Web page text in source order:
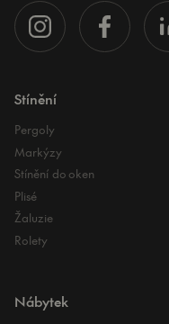
Stínění
Pergoly
Markýzy
Stínění do oken
Plisé
Žaluzie
Rolety
Nábytek